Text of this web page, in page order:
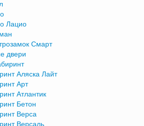
Лацио
Смарт
двери
Аляска Лайт
Арт
Атлантик
Бетон
Верса
Версаль